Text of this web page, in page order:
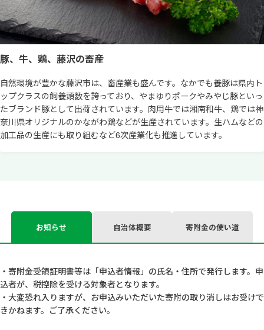
豚、牛、鶏、藤沢の畜産
自然環境が豊かな藤沢市は、畜産業も盛んです。なかでも養豚は県内ト
ップクラスの飼養頭数を誇っており、やまゆりポークやみやじ豚といっ
たブランド豚として出荷されています。肉用牛では湘南和牛、鶏では神
奈川県オリジナルのかながわ鶏などが生産されています。生ハムなどの
加工品の生産にも取り組むなど6次産業化も推進しています。
お知らせ 自治体概要 寄附金の使い道
・寄附金受領証明書等は「申込者情報」の氏名・住所で発行します。申
込者が、税控除を受ける対象者となります。
・大変恐れ入りますが、お申込みいただいた寄附の取り消しはお受けで
きかねます。ご了承ください。